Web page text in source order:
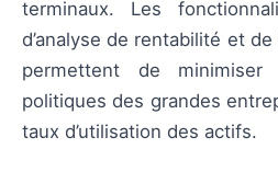
terminaux. Les
d’analyse de rentabilité et
permettent de minimiser
politiques des grandes
taux d’utilisation des actifs.